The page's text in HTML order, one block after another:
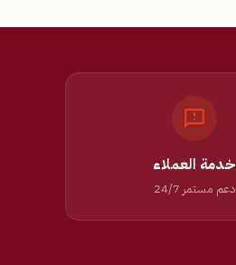
خدمة العملاء
دعم مستمر 24/7